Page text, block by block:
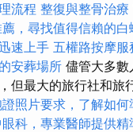
流程 整復與整骨治療
，尋找值得信賴的白
速上手 五權路按摩服
安葬場所 儘管大多數
但最大的旅行社和旅
照片要求，了解如
科，專業醫師提供精